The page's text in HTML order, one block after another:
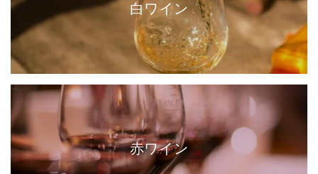
白ワイン
赤ワイン